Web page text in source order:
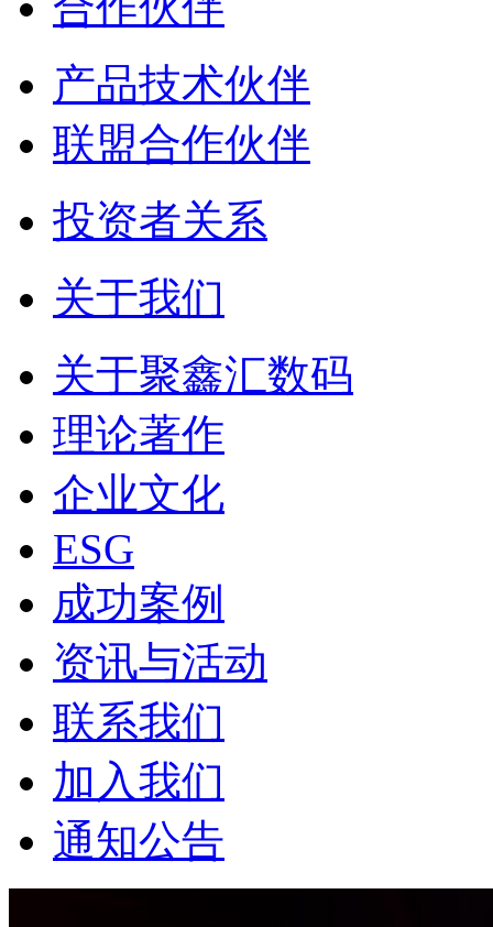
产品技术伙伴
联盟合作伙伴
投资者关系
关于我们
关于聚鑫汇数码
理论著作
企业文化
ESG
成功案例
资讯与活动
联系我们
加入我们
通知公告